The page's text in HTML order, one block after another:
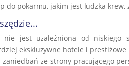
do pokarmu, jakim jest ludzka krew,
nie jest uzależniona od
ekskluzywne hotele i
ze strony pracującego